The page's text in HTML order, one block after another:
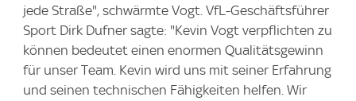
jede Straße", schwärmte Vogt. VfL-Geschäftsführer
Sport Dirk Dufner sagte: "Kevin Vogt verpflichten zu
können bedeutet einen enormen Qualitätsgewinn
für unser Team. Kevin wird uns mit seiner Erfahrung
und seinen technischen Fähigkeiten helfen. Wir